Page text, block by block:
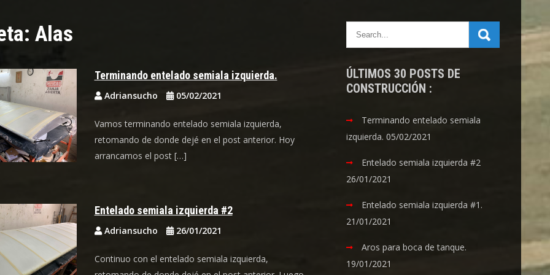
Alas
Terminando entelado semiala izquierda.
Adriansucho 05/02/2021
Vamos terminando entelado semiala izquierda,
retomando de donde dejé en el post anterior. Hoy
arrancamos el post […]
Entelado semiala izquierda #2
Adriansucho 26/01/2021
Continuo con el entelado semiala izquierda,
ÚLTIMOS 30 POSTS DE
CONSTRUCCIÓN :
Terminando entelado semiala
izquierda. 05/02/2021
Entelado semiala izquierda #2
26/01/2021
Entelado semiala izquierda #1.
21/01/2021
Aros para boca de tanque.
19/01/2021